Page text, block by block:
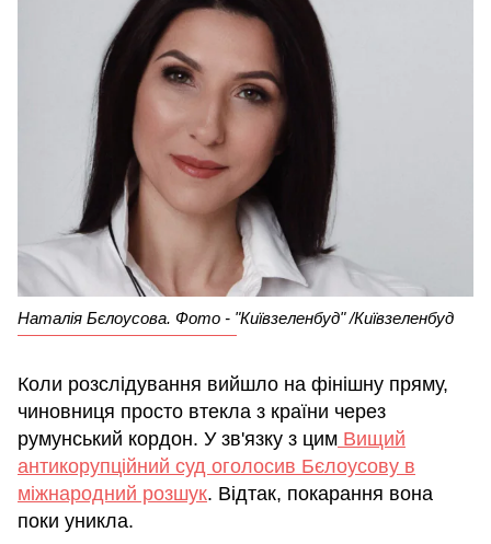
Наталія Бєлоусова. Фото - "Київзеленбуд" /Київзеленбуд
Коли розслідування вийшло на фінішну пряму,
чиновниця просто втекла з країни через
румунський кордон. У зв'язку з цим Вищий
антикорупційний суд оголосив Бєлоусову в
міжнародний розшук. Відтак, покарання вона
поки уникла.